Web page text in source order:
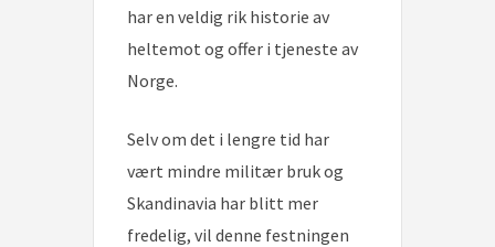
har en veldig rik historie av
heltemot og offer i tjeneste av
Norge.
Selv om det i lengre tid har
vært mindre militær bruk og
Skandinavia har blitt mer
fredelig, vil denne festningen